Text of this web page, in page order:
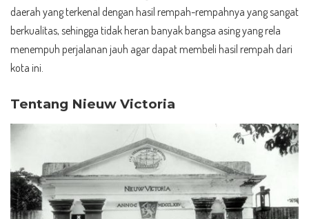
daerah yang terkenal dengan hasil rempah-rempahnya yang sangat
berkualitas, sehingga tidak heran banyak bangsa asing yang rela
menempuh perjalanan jauh agar dapat membeli hasil rempah dari
kota ini.
Tentang Nieuw Victoria